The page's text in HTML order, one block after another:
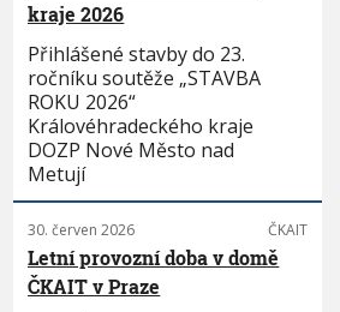
kraje 2026
Přihlášené stavby do 23.
ročníku soutěže „STAVBA
ROKU 2026“
Královéhradeckého kraje
DOZP Nové Město nad
Metují
30. červen 2026 ČKAIT
Letní provozní doba v domě
ČKAIT v Praze